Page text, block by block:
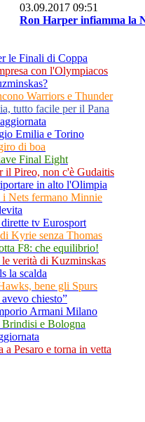
03.09.2017 09:51
Ron Harper infiamma la
le Finali di Coppa
con l'Olympiacos
Warriors e Thunder
tutto facile per il Pana
Emilia e Torino
di boa
Final Eight
il Pireo, non c'è Gudaitis
in alto l'Olimpia
Nets fermano Minnie
tv Eurosport
Kyrie senza Thomas
F8: che equilibrio!
verità di Kuzminskas
la scalda
bene gli Spurs
chiesto”
Armani Milano
e Bologna
Pesaro e torna in vetta